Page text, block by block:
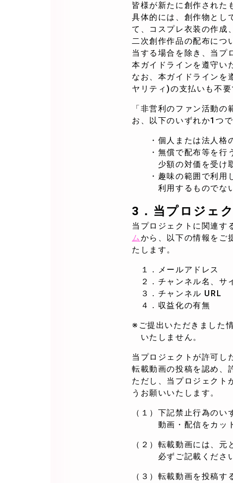
皆様が新たに創作された
具体的には、創作物とし
て、コスプレ衣装の作成
二次創作作品の配布につ
当する場合を除き、当プ
本ガイドラインを遵守い
なお、本ガイドラインを
ヤリティ)の支払いも不要
「非営利のファン活動
お、以下のいずれか1つ
・個人または法人格の
・無償で配布等を行う
少額の対価を受け取
・趣味の範囲で利用し
利用するものでない
3． 当プロジェ
当プロジェクトに関連す
ムから、以下の情報をご
たします。
１．メールアドレス
２．チャンネル名、サ
３．チャンネル URL
４．収益化の有無
※ご提出いただきました
いたしません。
当プロジェクトが許可し
転載動画の投稿を認め、
ただし、当プロジェクト
うお願いいたします。
（１）下記禁止行為の
動画・配信をカット
（２）転載動画には、
必ずご記載ください
（３）転載動画を投稿